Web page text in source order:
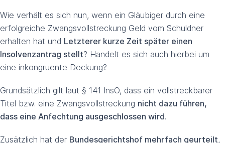
Wie verhält es sich nun, wenn ein Gläubiger durch eine
erfolgreiche Zwangsvollstreckung Geld vom Schuldner
erhalten hat und Letzterer kurze Zeit später einen
Insolvenzantrag stellt? Handelt es sich auch hierbei um
eine inkongruente Deckung?
Grundsätzlich gilt laut § 141 InsO, dass ein vollstreckbarer
Titel bzw. eine Zwangsvollstreckung nicht dazu führen,
dass eine Anfechtung ausgeschlossen wird.
Zusätzlich hat der Bundesgerichtshof mehrfach geurteilt,